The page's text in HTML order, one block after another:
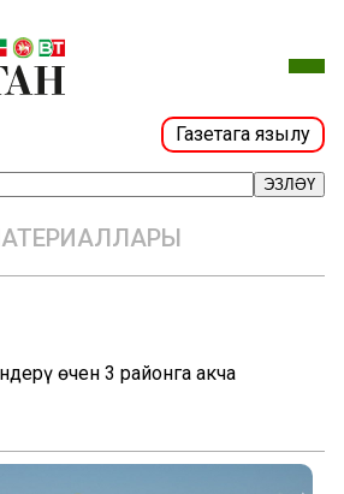
Газетага язылу
ЭЗЛӘҮ
өчен 3 районга акча